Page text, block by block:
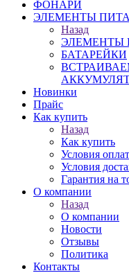
ФОНАРИ
ЭЛЕМЕНТЫ
Назад
ЭЛЕМЕНТЫ
БАТАРЕЙКИ
Новинки
Прайс
Как купить
Назад
Как купить
Условия
Условия
Гарантия на
О компании
Назад
О компании
Новости
Отзывы
Политика
Контакты